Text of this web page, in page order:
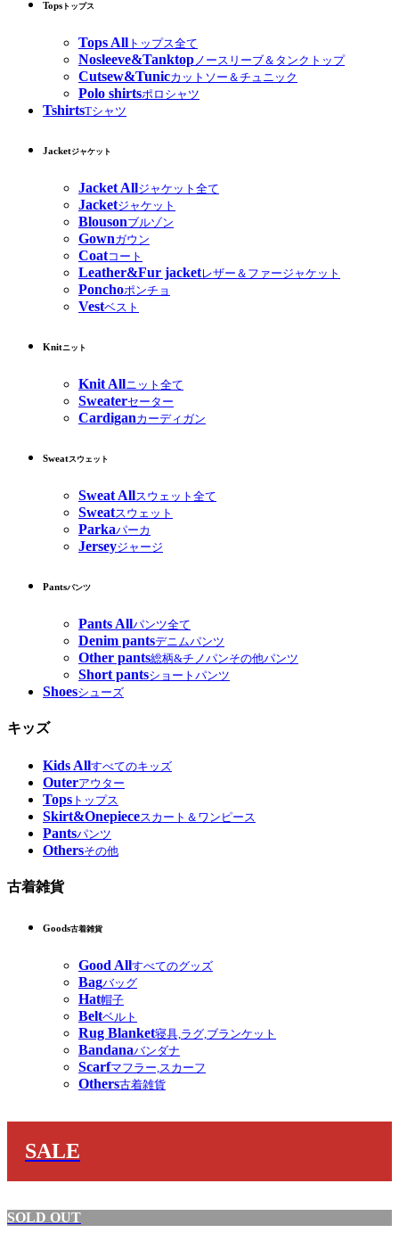
Tops トップス
Tops All トップス全て
Nosleeve&Tanktopノースリーブ＆タンクトップ
Cutsew&Tunicカットソー＆チュニック
Polo shirtsポロシャツ
TshirtsTシャツ
Jacketジャケット
Jacket Allジャケット全て
Jacketジャケット
Blousonブルゾン
Gownガウン
Coatコート
Leather&Fur jacketレザー＆ファージャケット
Ponchoポンチョ
Vestベスト
Knitニット
Knit Allニット全て
Sweaterセーター
Cardiganカーディガン
Sweatスウェット
Sweat Allスウェット全て
Sweatスウェット
Parkaパーカ
Jerseyジャージ
Pantsパンツ
Pants Allパンツ全て
Denim pantsデニムパンツ
Other pants総柄&チノパンその他パンツ
Short pantsショートパンツ
Shoesシューズ
キッズ
Kids Allすべてのキッズ
Outerアウター
Tops トップス
Skirt&Onepieceスカート＆ワンピース
Pantsパンツ
Othersその他
古着雑貨
Goods古着雑貨
Good Allすべてのグッズ
Bagバッグ
Hat帽子
Beltベルト
Rug Blanket寝具,ラグ,ブランケット
Bandanaバンダナ
Scarfマフラー,スカーフ
Others古着雑貨
SALE
SOLD OUT